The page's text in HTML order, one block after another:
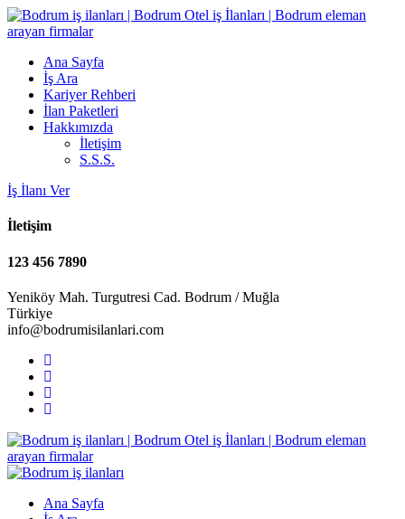
Ana Sayfa
İş Ara
Kariyer Rehberi
İlan Paketleri
Hakkımızda
İletişim
S.S.S.
İş İlanı Ver
İletişim
123 456 7890
Yeniköy Mah. Turgutresi Cad. Bodrum / Muğla
Türkiye
info@bodrumisilanlari.com
Ana Sayfa